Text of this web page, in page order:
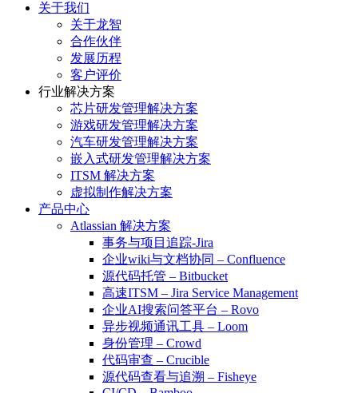
关于我们
关于龙智
合作伙伴
发展历程
客户评价
行业解决方案
芯片研发管理解决方案
游戏研发管理解决方案
汽车研发管理解决方案
嵌入式研发管理解决方案
ITSM 解决方案
虚拟制作解决方案
产品中心
Atlassian 解决方案
事务与项目追踪-Jira
企业wiki与文档协同 – Confluence
源代码托管 – Bitbucket
高速ITSM – Jira Service Management
企业AI搜索问答平台 – Rovo
异步视频通讯工具 – Loom
身份管理 – Crowd
代码审查 – Crucible
源代码查看与追溯 – Fisheye